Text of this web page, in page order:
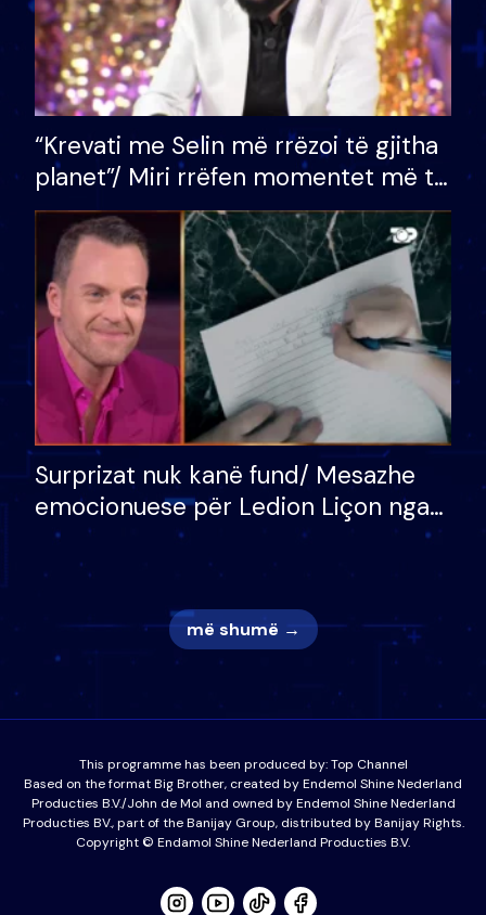
“Krevati me Selin më rrëzoi të gjitha
planet”/ Miri rrëfen momentet më të
bukura në shtëpinë e BB VIP: Do më
mungojë zilja e mëngjesit kur…
Surprizat nuk kanë fund/ Mesazhe
emocionuese për Ledion Liçon nga
nëna dhe fëmijët e tij, moderatori
nuk i mban dot lotët: Nuk meritoj…
më shumë →
This programme has been produced by:Top Channel
Based on the format Big Brother, created by Endemol Shine Nederland
Producties B.V./John de Mol and owned by Endemol Shine Nederland
Producties BV., part of the Banijay Group, distributed by Banijay Rights.
Copyright © Endamol Shine Nederland Producties B.V.